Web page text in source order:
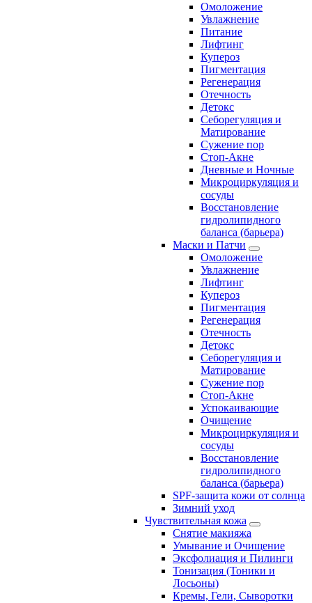
Омоложение
Увлажнение
Питание
Лифтинг
Купероз
Пигментация
Регенерация
Отечность
Детокс
Себорегуляция и
Матирование
Сужение пор
Стоп-Акне
Дневные и Ночные
Микроциркуляция и
сосуды
Восстановление
гидролипидного
баланса (барьера)
Маски и Патчи
Омоложение
Увлажнение
Лифтинг
Купероз
Пигментация
Регенерация
Отечность
Детокс
Себорегуляция и
Матирование
Сужение пор
Стоп-Акне
Успокаивающие
Очищение
Микроциркуляция и
сосуды
Восстановление
гидролипидного
баланса (барьера)
SPF-защита кожи от солнца
Зимний уход
Чувствительная кожа
Снятие макияжа
Умывание и Очищение
Эксфолиация и Пилинги
Тонизация (Тоники и
Лосьоны)
Кремы, Гели, Сыворотки